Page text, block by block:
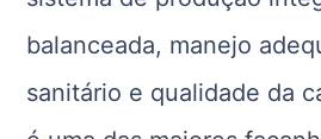
balanceada, manejo
sanitário e qualidade da